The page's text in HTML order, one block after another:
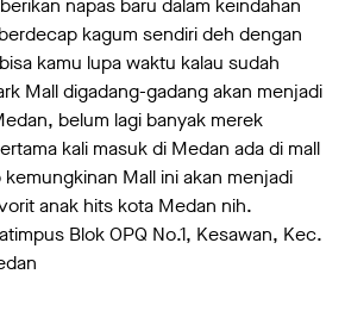
kagum sendiri deh dengan
kamu lupa waktu kalau sudah
Mall digadang-gadang akan menjadi
belum lagi banyak merek
kali masuk di Medan ada di mall
Mall ini akan menjadi
anak hits kota Medan nih.
Blok OPQ No.1, Kesawan, Kec.